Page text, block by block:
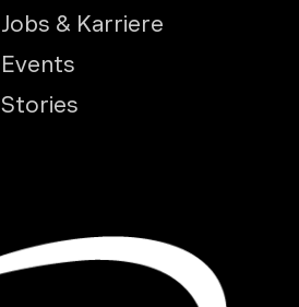
Jobs & Karriere
Events
Stories